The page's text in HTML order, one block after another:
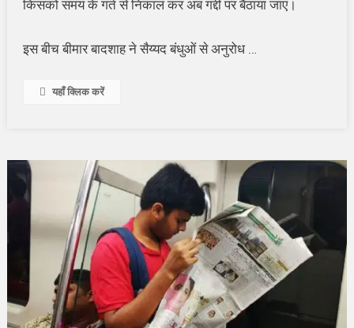
किसको समय के गर्त से निकाल कर अब गद्दी पर बैठाया जाए।
इस बीच बीमार बादशाह ने सैय्यद बंधुओं से अनुरोध …
यहाँ क्लिक करें